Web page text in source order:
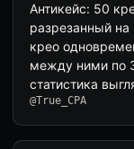
Антикейс: 50
разрезанный на
крео
между ними по
статистика
@True_CPA